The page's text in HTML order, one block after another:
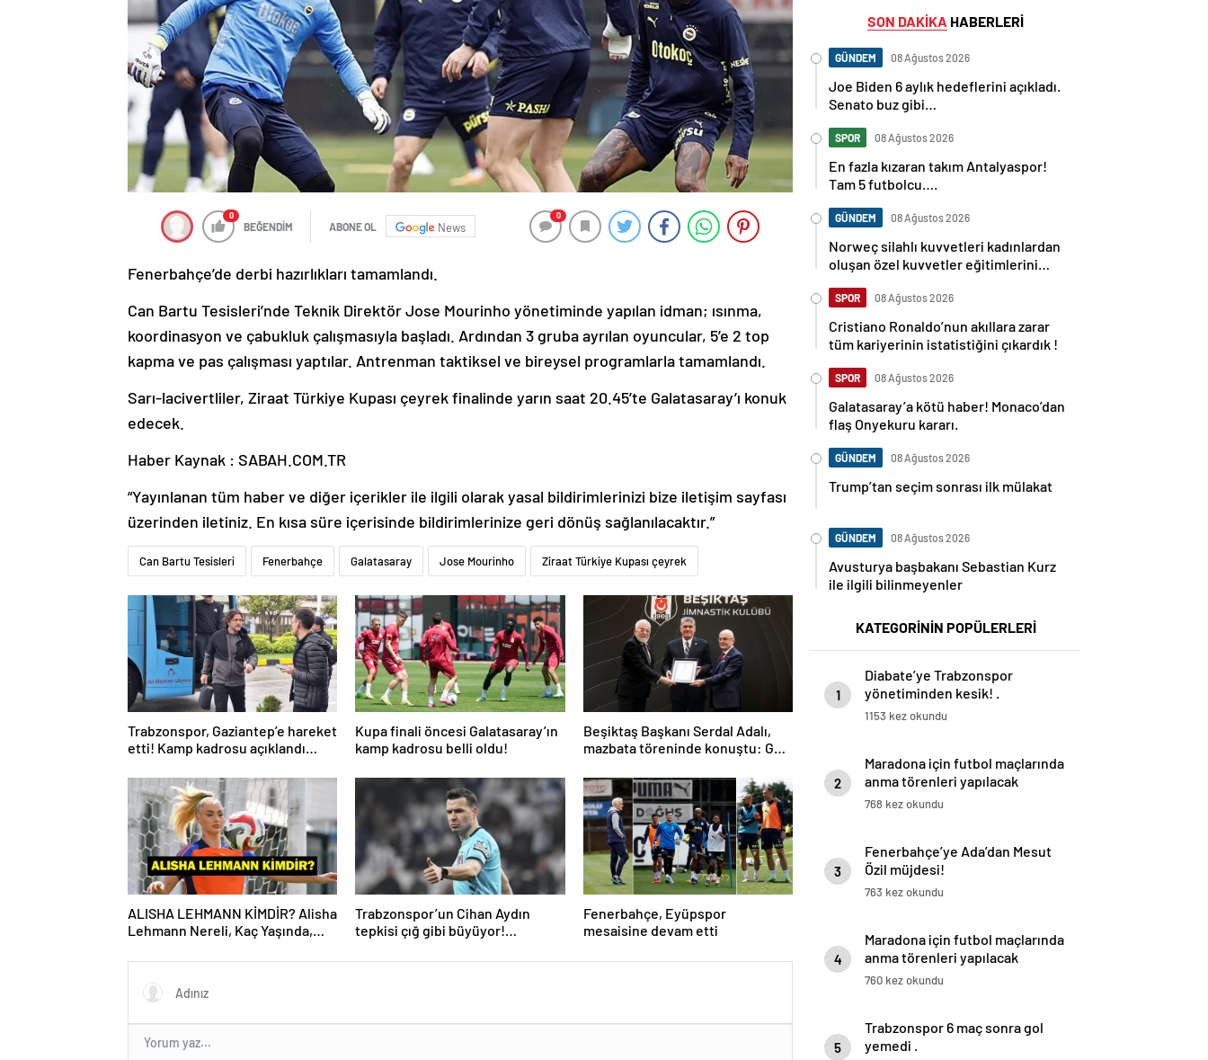
0
BEĞENDİM ABONE OL News
0
Fenerbahçe’de derbi hazırlıkları tamamlandı.
Can Bartu Tesisleri’nde Teknik Direktör Jose Mourinho yönetiminde yapılan idman; ısınma,
koordinasyon ve çabukluk çalışmasıyla başladı. Ardından 3 gruba ayrılan oyuncular, 5’e 2 top
kapma ve pas çalışması yaptılar. Antrenman taktiksel ve bireysel programlarla tamamlandı.
Sarı-lacivertliler, Ziraat Türkiye Kupası çeyrek finalinde yarın saat 20.45’te Galatasaray’ı konuk
edecek.
Haber Kaynak : SABAH.COM.TR
“Yayınlanan tüm haber ve diğer içerikler ile ilgili olarak yasal bildirimlerinizi bize iletişim sayfası
üzerinden iletiniz. En kısa süre içerisinde bildirimlerinize geri dönüş sağlanılacaktır.”
Can Bartu Tesisleri Fenerbahçe Galatasaray Jose Mourinho Ziraat Türkiye Kupası çeyrek
Trabzonspor, Gaziantep’e hareket
etti! Kamp kadrosu açıklandı…
Kupa finali öncesi Galatasaray’ın
kamp kadrosu belli oldu!
Beşiktaş Başkanı Serdal Adalı,
mazbata töreninde konuştu: Gün
ALISHA LEHMANN KİMDİR? Alisha
Lehmann Nereli, Kaç Yaşında,
Trabzonspor’un Cihan Aydın
tepkisi çığ gibi büyüyor!
Fenerbahçe, Eyüpspor
mesaisine devam etti
SON DAKİKA HABERLERİ
GÜNDEM 08 Ağustos 2026
Joe Biden 6 aylık hedeflerini açıkladı.
Senato buz gibi…
SPOR 08 Ağustos 2026
En fazla kızaran takım Antalyaspor!
Tam 5 futbolcu….
GÜNDEM 08 Ağustos 2026
Norweç silahlı kuvvetleri kadınlardan
oluşan özel kuvvetler eğitimlerini
SPOR 08 Ağustos 2026
Cristiano Ronaldo’nun akıllara zarar
tüm kariyerinin istatistiğini çıkardık !
SPOR 08 Ağustos 2026
Galatasaray’a kötü haber! Monaco’dan
flaş Onyekuru kararı.
GÜNDEM 08 Ağustos 2026
Trump’tan seçim sonrası ilk mülakat
GÜNDEM 08 Ağustos 2026
Avusturya başbakanı Sebastian Kurz
ile ilgili bilinmeyenler
KATEGORİNİN POPÜLERLERİ
1
Diabate’ye Trabzonspor
yönetiminden kesik! .
1153 kez okundu
2
Maradona için futbol maçlarında
anma törenleri yapılacak
768 kez okundu
3
Fenerbahçe’ye Ada’dan Mesut
Özil müjdesi!
763 kez okundu
4
Maradona için futbol maçlarında
anma törenleri yapılacak
760 kez okundu
5
Trabzonspor 6 maç sonra gol
yemedi .